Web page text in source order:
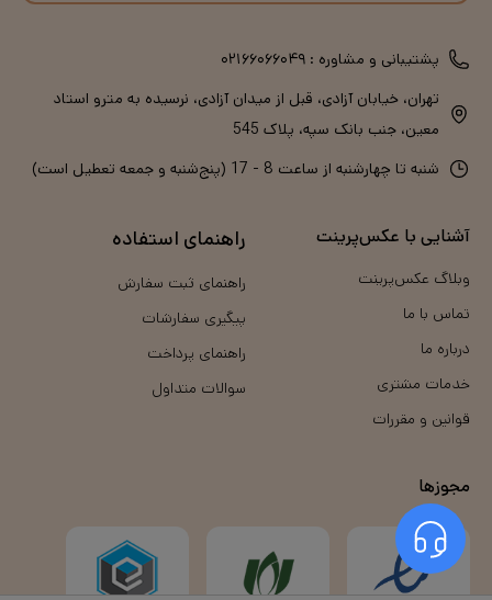
پشتیبانی و مشاوره : ۰۲۱۶۶۰۶۶۰۴۹
تهران، خیابان آزادی، قبل از میدان آزادی، نرسیده به مترو استاد
معین، جنب بانک سپه، پلاک 545
شنبه تا چهارشنبه از ساعت 8 - 17 (پنج‌شنبه و جمعه تعطیل است)
آشنایی با عکس‌پرینت
وبلاگ عکس‌پرینت
تماس با ما
درباره ما
خدمات مشتری
قوانین و مقررات
راهنمای استفاده
راهنمای ثبت سفارش
پیگیری سفارشات
راهنمای پرداخت
سوالات متداول
مجوزها